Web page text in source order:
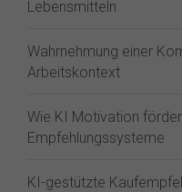
Lebensmitteln
Wahrnehmung einer
Arbeitskontext
Wie KI Motivation
Empfehlungssysteme
KI-gestützte